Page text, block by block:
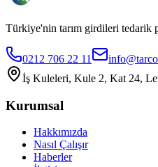
Türkiye'nin tarım girdileri tedarik
0212 706 22 11
İş Kuleleri, Kule 2, Kat 24,
Kurumsal
Hakkımızda
Nasıl Çalışır
Haberler